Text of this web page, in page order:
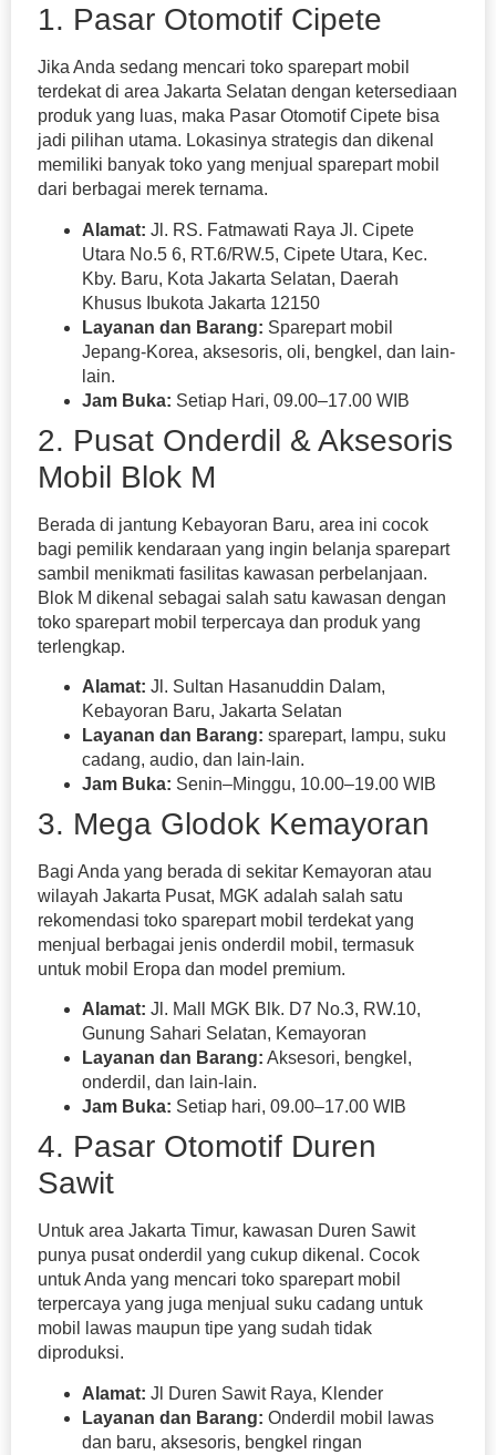
1. Pasar Otomotif Cipete
Jika Anda sedang mencari toko sparepart mobil
terdekat di area Jakarta Selatan dengan ketersediaan
produk yang luas, maka Pasar Otomotif Cipete bisa
jadi pilihan utama. Lokasinya strategis dan dikenal
memiliki banyak toko yang menjual sparepart mobil
dari berbagai merek ternama.
Alamat: Jl. RS. Fatmawati Raya Jl. Cipete
Utara No.5 6, RT.6/RW.5, Cipete Utara, Kec.
Kby. Baru, Kota Jakarta Selatan, Daerah
Khusus Ibukota Jakarta 12150
Layanan dan Barang: Sparepart mobil
Jepang-Korea, aksesoris, oli, bengkel, dan lain-
lain.
Jam Buka: Setiap Hari, 09.00–17.00 WIB
2. Pusat Onderdil & Aksesoris
Mobil Blok M
Berada di jantung Kebayoran Baru, area ini cocok
bagi pemilik kendaraan yang ingin belanja sparepart
sambil menikmati fasilitas kawasan perbelanjaan.
Blok M dikenal sebagai salah satu kawasan dengan
toko sparepart mobil terpercaya dan produk yang
terlengkap.
Alamat: Jl. Sultan Hasanuddin Dalam,
Kebayoran Baru, Jakarta Selatan
Layanan dan Barang: sparepart, lampu, suku
cadang, audio, dan lain-lain.
Jam Buka: Senin–Minggu, 10.00–19.00 WIB
3. Mega Glodok Kemayoran
Bagi Anda yang berada di sekitar Kemayoran atau
wilayah Jakarta Pusat, MGK adalah salah satu
rekomendasi toko sparepart mobil terdekat yang
menjual berbagai jenis onderdil mobil, termasuk
untuk mobil Eropa dan model premium.
Alamat: Jl. Mall MGK Blk. D7 No.3, RW.10,
Gunung Sahari Selatan, Kemayoran
Layanan dan Barang: Aksesori, bengkel,
onderdil, dan lain-lain.
Jam Buka: Setiap hari, 09.00–17.00 WIB
4. Pasar Otomotif Duren
Sawit
Untuk area Jakarta Timur, kawasan Duren Sawit
punya pusat onderdil yang cukup dikenal. Cocok
untuk Anda yang mencari toko sparepart mobil
terpercaya yang juga menjual suku cadang untuk
mobil lawas maupun tipe yang sudah tidak
diproduksi.
Alamat: Jl Duren Sawit Raya, Klender
Layanan dan Barang: Onderdil mobil lawas
dan baru, aksesoris, bengkel ringan